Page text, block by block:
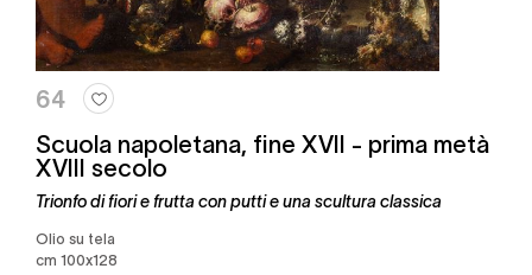
64
Scuola napoletana, fine XVII - prima metà
XVIII secolo
Trionfo di fiori e frutta con putti e una scultura classica
Olio su tela
cm 100x128